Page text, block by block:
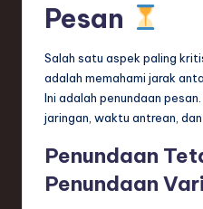
Pesan
Salah satu aspek paling
adalah memahami jarak
Ini adalah penundaan
jaringan, waktu antrean,
Penundaan
Penundaan